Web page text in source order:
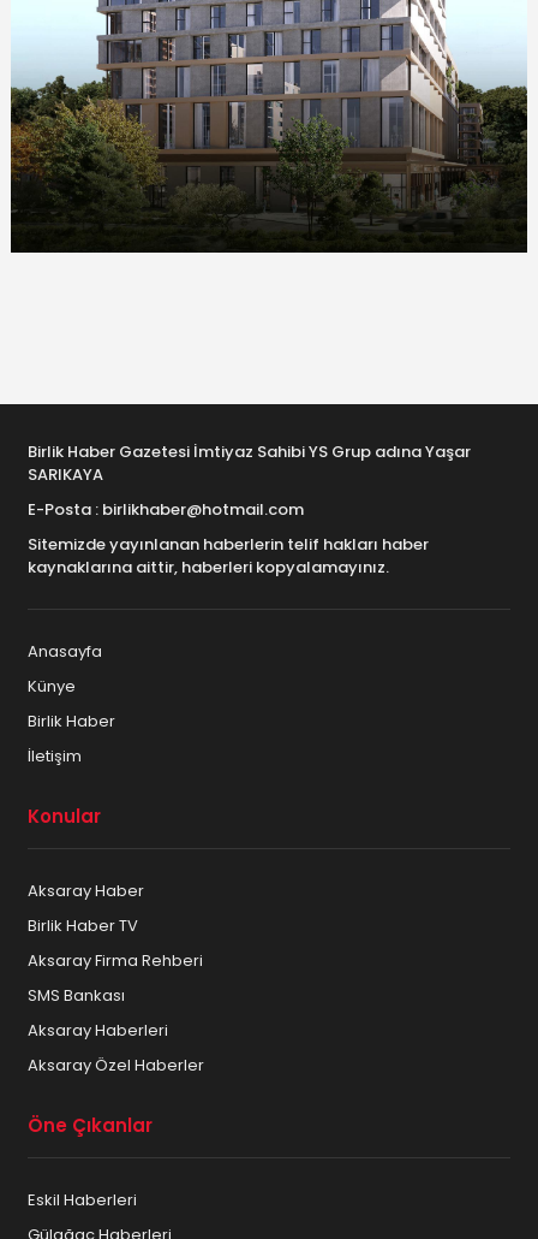
Birlik Haber Gazetesi İmtiyaz Sahibi YS Grup adına Yaşar
SARIKAYA
E-Posta : birlikhaber@hotmail.com
Sitemizde yayınlanan haberlerin telif hakları haber
kaynaklarına aittir, haberleri kopyalamayınız.
Anasayfa
Künye
Birlik Haber
İletişim
Konular
Aksaray Haber
Birlik Haber TV
Aksaray Firma Rehberi
SMS Bankası
Aksaray Haberleri
Aksaray Özel Haberler
Öne Çıkanlar
Eskil Haberleri